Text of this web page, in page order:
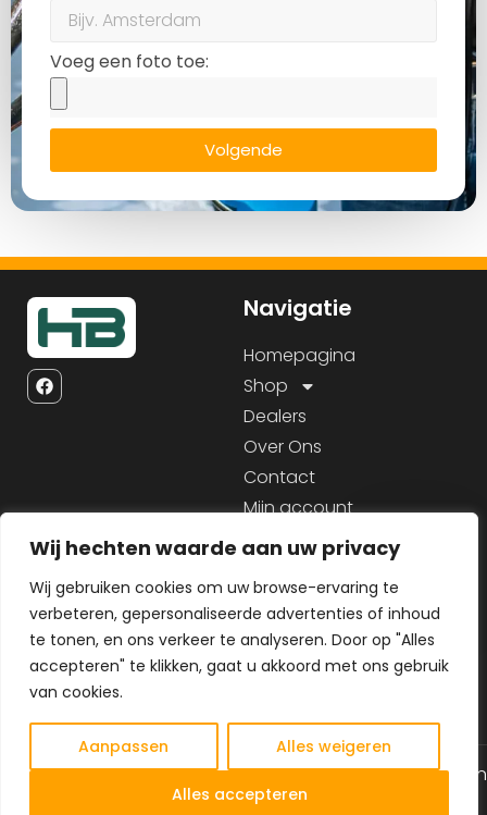
Wij hechten waarde aan uw privacy
Wij gebruiken cookies om uw browse-ervaring te
verbeteren, gepersonaliseerde advertenties of inhoud
te tonen, en ons verkeer te analyseren. Door op "Alles
accepteren" te klikken, gaat u akkoord met ons gebruik
van cookies.
Aanpassen Alles weigeren
Alles accepteren
Voeg een foto toe:
Volgende
Navigatie
Homepagina
Shop
Dealers
Over Ons
Contact
Mijn account
Service
Contact
Sitemap
Cookiebeleid
Informatie
KVK: 94740194
BTW nr: NL800523714B01
IBAN:
NL08INGB0636347036
© 2025 Alle rechten gereserveerdAlgemene voorwaarden
Privacy PolicyGemaakt door MHS Media